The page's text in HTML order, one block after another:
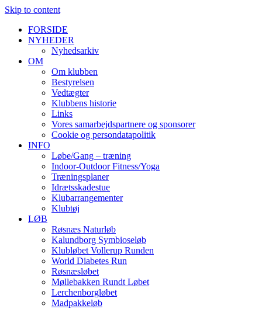
Skip to content
FORSIDE
NYHEDER
Nyhedsarkiv
OM
Om klubben
Bestyrelsen
Vedtægter
Klubbens historie
Links
Vores samarbejdspartnere og sponsorer
Cookie og persondatapolitik
INFO
Løbe/Gang – træning
Indoor-Outdoor Fitness/Yoga
Træningsplaner
Idrætsskadestue
Klubarrangementer
Klubtøj
LØB
Røsnæs Naturløb
Kalundborg Symbioseløb
Klubløbet Vollerup Runden
World Diabetes Run
Røsnæsløbet
Møllebakken Rundt Løbet
Lerchenborgløbet
Madpakkeløb